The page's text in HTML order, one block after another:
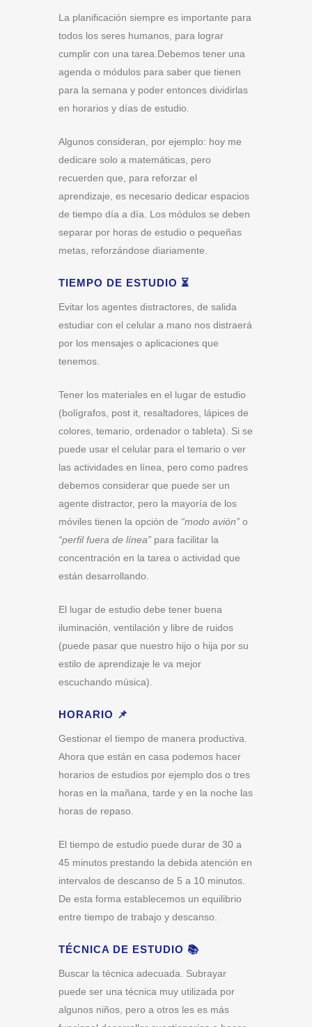
La planificación siempre es importante para
todos los seres humanos, para lograr
cumplir con una tarea.Debemos tener una
agenda o módulos para saber que tienen
para la semana y poder entonces dividirlas
en horarios y días de estudio.
Algunos consideran, por ejemplo: hoy me
dedicare solo a matemáticas, pero
recuerden que, para reforzar el
aprendizaje, es necesario dedicar espacios
de tiempo día a día. Los módulos se deben
separar por horas de estudio o pequeñas
metas, reforzándose diariamente.
TIEMPO DE ESTUDIO ⏳
Evitar los agentes distractores, de salida
estudiar con el celular a mano nos distraerá
por los mensajes o aplicaciones que
tenemos.
Tener los materiales en el lugar de estudio
(bolígrafos, post it, resaltadores, lápices de
colores, temario, ordenador o tableta). Si se
puede usar el celular para el temario o ver
las actividades en línea, pero como padres
debemos considerar que puede ser un
agente distractor, pero la mayoría de los
móviles tienen la opción de “modo avión” o
“perfil fuera de línea” para facilitar la
concentración en la tarea o actividad que
están desarrollando.
El lugar de estudio debe tener buena
iluminación, ventilación y libre de ruidos
(puede pasar que nuestro hijo o hija por su
estilo de aprendizaje le va mejor
escuchando música).
HORARIO 📌
Gestionar el tiempo de manera productiva.
Ahora que están en casa podemos hacer
horarios de estudios por ejemplo dos o tres
horas en la mañana, tarde y en la noche las
horas de repaso.
El tiempo de estudio puede durar de 30 a
45 minutos prestando la debida atención en
intervalos de descanso de 5 a 10 minutos.
De esta forma establecemos un equilibrio
entre tiempo de trabajo y descanso.
TÉCNICA DE ESTUDIO 📚
Buscar la técnica adecuada. Subrayar
puede ser una técnica muy utilizada por
algunos niños, pero a otros les es más